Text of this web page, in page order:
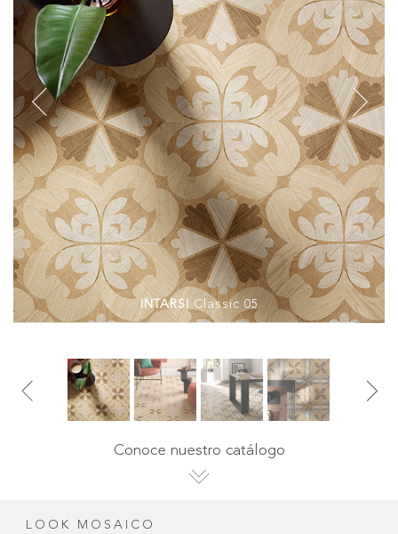
INTARSI Classic 05
Conoce nuestro catálogo
LOOK MOSAICO